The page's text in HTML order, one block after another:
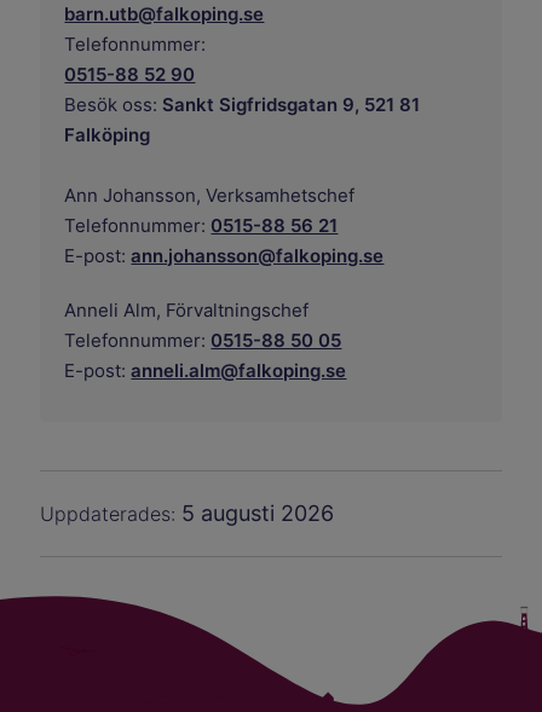
barn.utb@falkoping.se
Telefonnummer:
0515-88 52 90
Besök oss: Sankt Sigfridsgatan 9, 521 81
Falköping
Ann Johansson,Verksamhetschef
Telefonnummer: 0515-88 56 21
E-post: ann.johansson@falkoping.se
Anneli Alm, Förvaltningschef
Telefonnummer: 0515-88 50 05
E-post: anneli.alm@falkoping.se
Uppdaterades: 5 augusti 2026